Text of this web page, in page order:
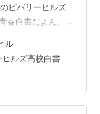
ビバリーヒルズ
春白書だよん。
ンで泣きました
海外への憧れの第
さて先月にこの
書いてますが🔽
体験し…
ル
ヒルズ高校白書